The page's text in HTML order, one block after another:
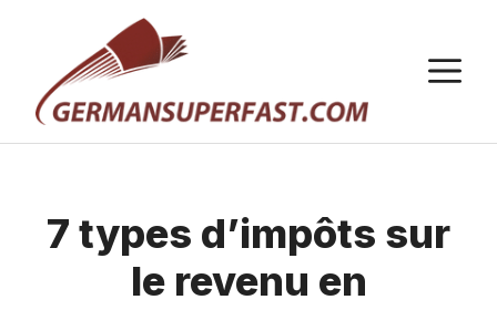
contenu
7 types d’impôts sur
le revenu en